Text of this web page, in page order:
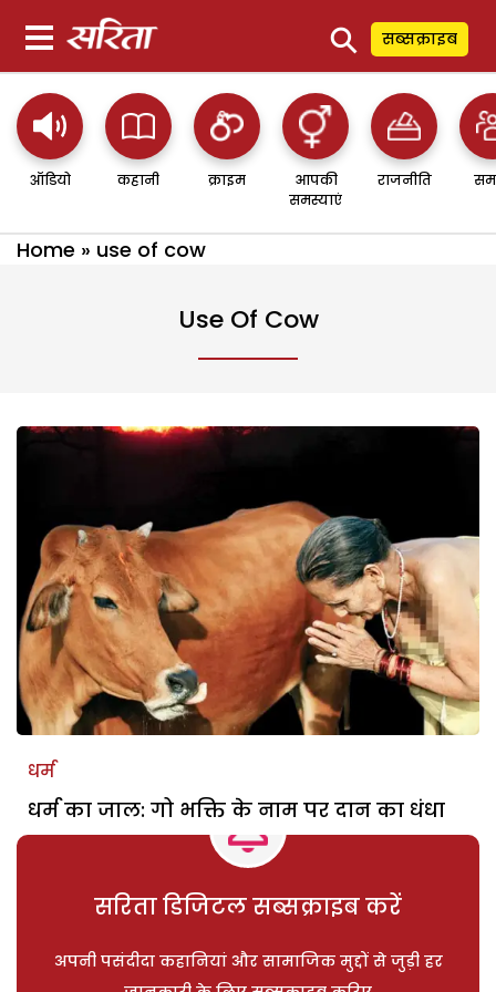
⚲ सब्सक्राइब
ऑडियो कहानी क्राइम
आपकी
समस्याएं
राजनीति
Home » use of cow
Use Of Cow
धर्म
धर्म का जाल: गो भक्ति के नाम पर दान का धंधा
सरिता डिजिटल सब्सक्राइब करें
अपनी पसंदीदा कहानियां और सामाजिक मुद्दों से जुड़ी हर